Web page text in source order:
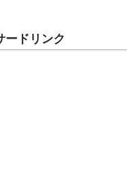
ードリンク